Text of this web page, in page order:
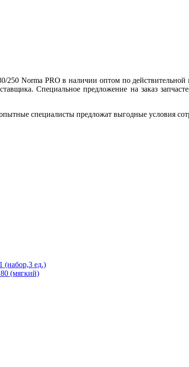
Norma PRO в наличии оптом по
Специальное предложение на заказ
специалисты предложат выгодные условия
(набор,3 ед.)
(мягкий)